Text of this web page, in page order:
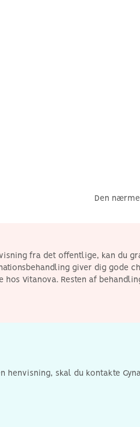
Den
fra det offentlige, kan du
giver dig gode
hos Vitanova. Resten af
henvisning, skal du kontakte